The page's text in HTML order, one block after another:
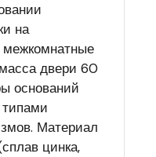
на
межкомнатные
двери 60
оснований
Материал
цинка,